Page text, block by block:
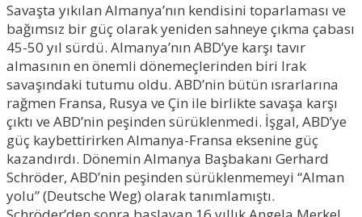
Savaşta yıkılan Almanya’nın kendisini toparlaması ve
bağımsız bir güç olarak yeniden sahneye çıkma çabası
45-50 yıl sürdü. Almanya’nın ABD’ye karşı tavır
almasının en önemli dönemeçlerinden biri Irak
savaşındaki tutumu oldu. ABD’nin bütün ısrarlarına
rağmen Fransa, Rusya ve Çin ile birlikte savaşa karşı
çıktı ve ABD’nin peşinden sürüklenmedi. İşgal, ABD’ye
güç kaybettirirken Almanya-Fransa eksenine güç
kazandırdı. Dönemin Almanya Başbakanı Gerhard
Schröder, ABD’nin peşinden sürüklenmemeyi “Alman
yolu” (Deutsche Weg) olarak tanımlamıştı.